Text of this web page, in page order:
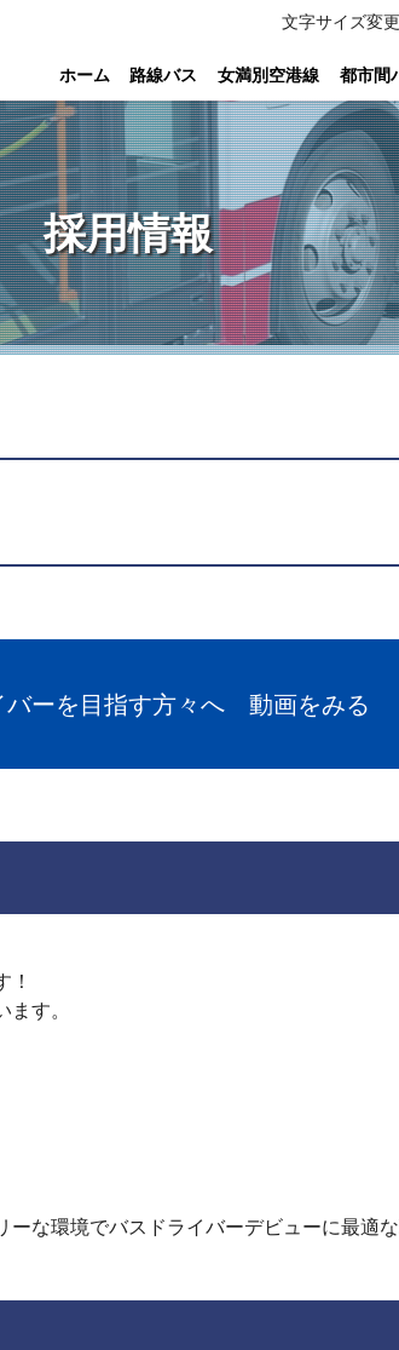
文字サイズ変更
ホーム 路線バス 女満別空港線 都市間
採用情報
バーを目指す方々へ 動画をみる
！
す。
な環境でバスドライバーデビューに最適な